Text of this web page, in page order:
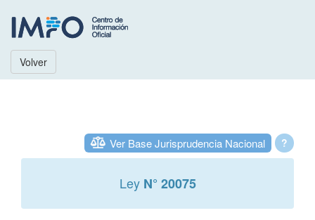
Volver
?
Ver Base Jurisprudencia Nacional
Ley N° 20075